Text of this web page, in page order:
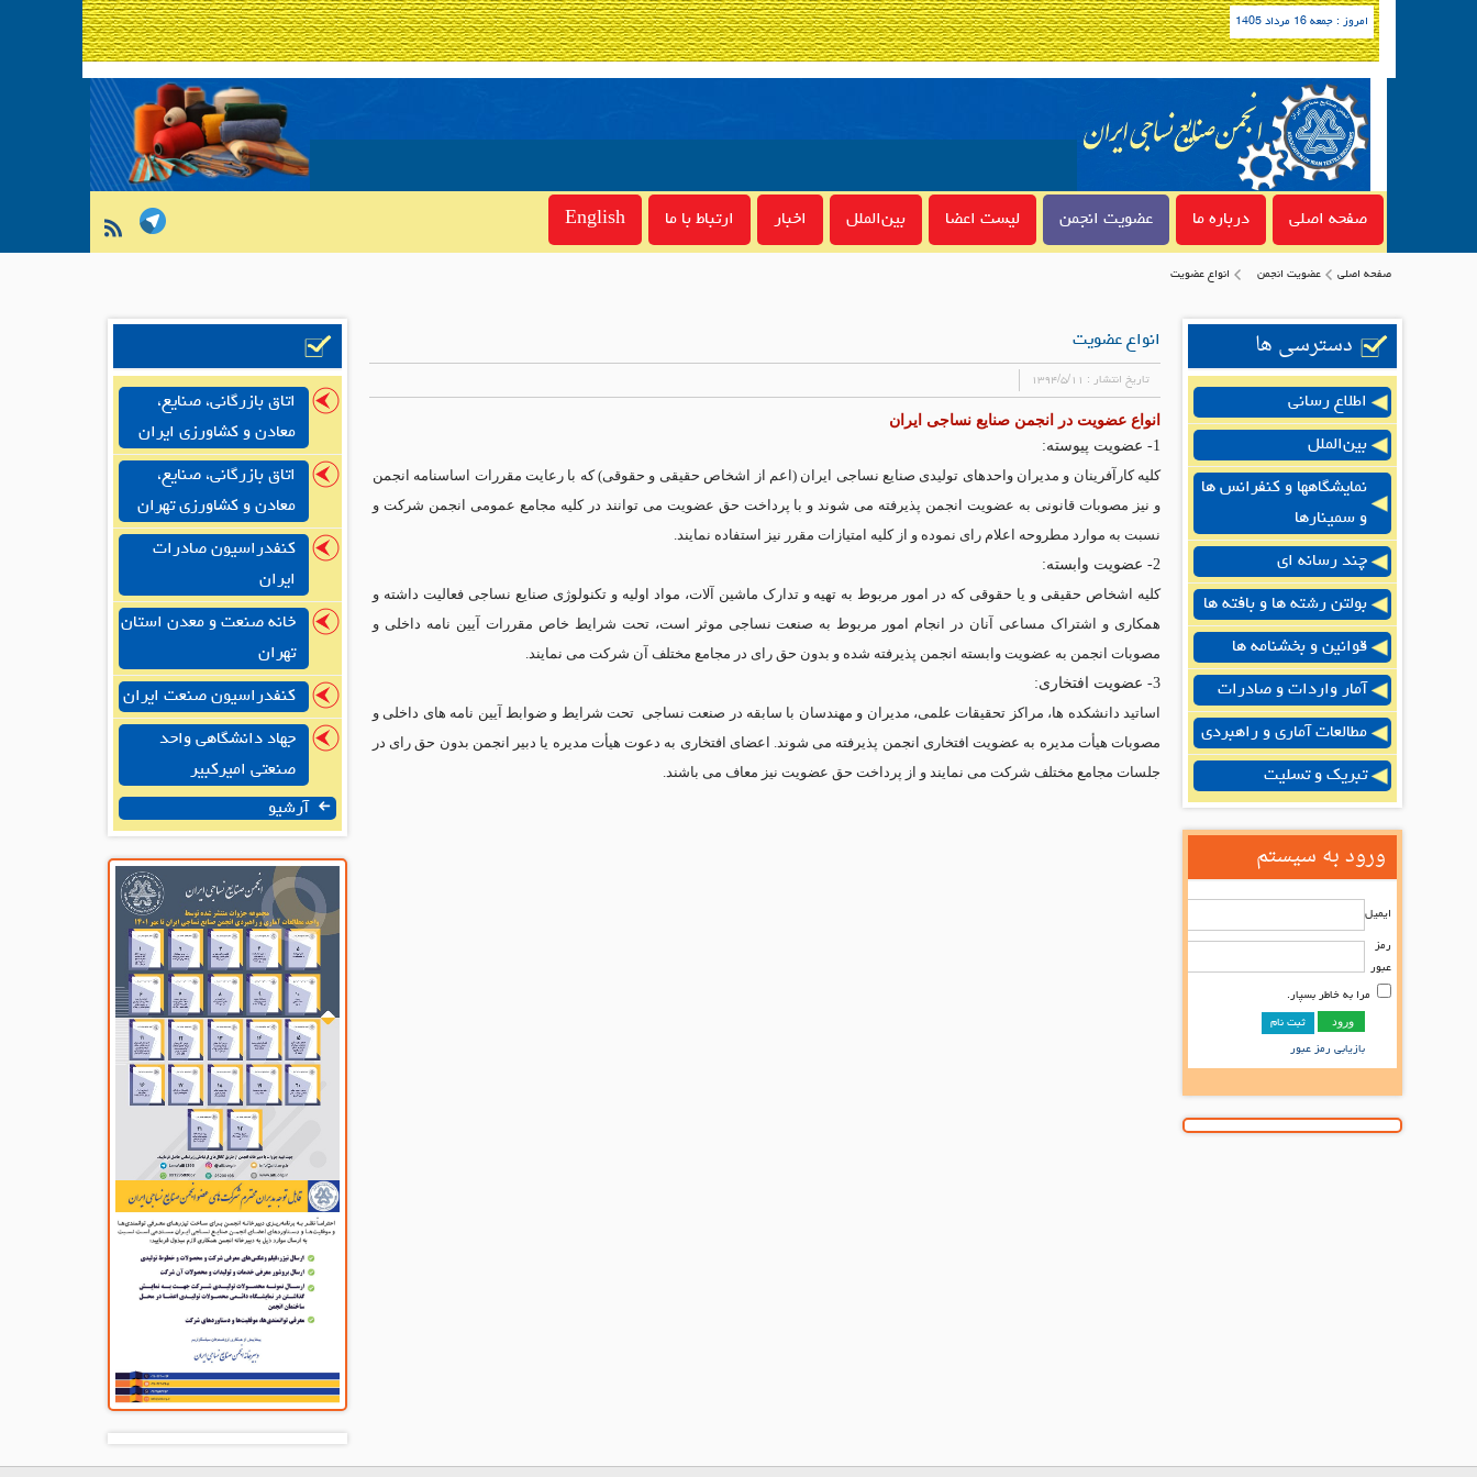
امروز : جمعه 16 مرداد 1405
صفحه اصلی درباره ما عضویت انجمن لیست اعضا بین‌الملل اخبار ارتباط با ما English
صفحه اصلی عضویت انجمن انواع عضویت
دسترسی ها
اطلاع رسانی
بین‌الملل
نمایشگاهها و کنفرانس ها
و سمینارها
چند رسانه ای
بولتن رشته ها و بافته ها
قوانین و بخشنامه ها
آمار واردات و صادرات
مطالعات آماری و راهبردی
تبریک و تسلیت
ورود به سیستم
ایمیل
رمز
عبور
مرا به خاطر بسپار.
ثبت نام
بازیابی رمز عبور
انواع عضویت
تاریخ انتشار : ۱۳۹۴/۵/۱۱
انواع عضویت در انجمن صنایع نساجی ایران
1- عضویت پیوسته:
کلیه کارآفرینان و مدیران واحدهای تولیدی صنایع نساجی ایران (اعم از اشخاص حقیقی و حقوقی) که با رعایت مقررات اساسنامه انجمن
و نیز مصوبات قانونی به عضویت انجمن پذیرفته می شوند و با پرداخت حق عضویت می توانند در کلیه مجامع عمومی انجمن شرکت و
نسبت به موارد مطروحه اعلام رای نموده و از کلیه امتیازات مقرر نیز استفاده نمایند.
2- عضویت وابسته:
کلیه اشخاص حقیقی و یا حقوقی که در امور مربوط به تهیه و تدارک ماشین آلات، مواد اولیه و تکنولوژی صنایع نساجی فعالیت داشته و
همکاری و اشتراک مساعی آنان در انجام امور مربوط به صنعت نساجی موثر است، تحت شرایط خاص مقررات آیین نامه داخلی و
مصوبات انجمن به عضویت وابسته انجمن پذیرفته شده و بدون حق رای در مجامع مختلف آن شرکت می نمایند.
3- عضویت افتخاری:
اساتید دانشکده ها، مراکز تحقیقات علمی، مدیران و مهندسان با سابقه در صنعت نساجی تحت شرایط و ضوابط آیین نامه های داخلی و
مصوبات هیأت مدیره به عضویت افتخاری انجمن پذیرفته می شوند. اعضای افتخاری به دعوت هیأت مدیره یا دبیر انجمن بدون حق رای در
جلسات مجامع مختلف شرکت می نمایند و از پرداخت حق عضویت نیز معاف می باشند.
اتاق بازرگانی، صنایع،
معادن و کشاورزی ایران
اتاق بازرگانی، صنایع،
معادن و کشاورزی تهران
کنفدراسیون صادرات
ایران
خانه صنعت و معدن استان
تهران
کنفدراسیون صنعت ایران
جهاد دانشگاهی واحد
صنعتی امیرکبیر
آرشیو